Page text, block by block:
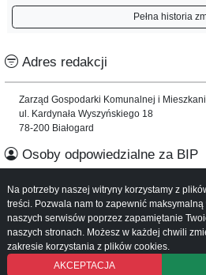
Pełna historia
Adres redakcji
Zarząd Gospodarki Komunalnej i
ul. Kardynała Wyszyńskiego 18
78-200 Białogard
Osoby odpowiedzialne za BIP
Informacje o serwisie
Mapa serwisu
Instrukcja obsługi
Na potrzeby naszej witryny korzystamy z
treści. Pozwala nam to zapewnić
naszych serwisów poprzez zapamiętanie
naszych stronach. Możesz w każdej chwili
zakresie korzystania z plików cookies.
AKCEPTACJA